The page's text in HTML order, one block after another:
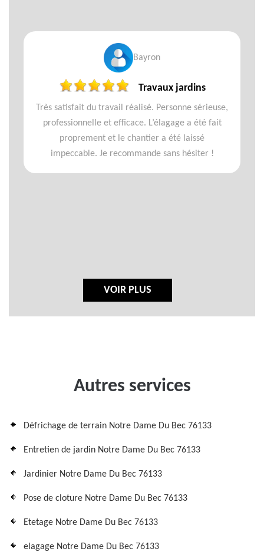
Bayron
Travaux jardins
Très satisfait du travail réalisé. Personne sérieuse,
professionnelle et efficace. L’élagage a été fait
proprement et le chantier a été laissé
impeccable. Je recommande sans hésiter !
VOIR PLUS
Autres services
Défrichage de terrain Notre Dame Du Bec 76133
Entretien de jardin Notre Dame Du Bec 76133
Jardinier Notre Dame Du Bec 76133
Pose de cloture Notre Dame Du Bec 76133
Etetage Notre Dame Du Bec 76133
elagage Notre Dame Du Bec 76133